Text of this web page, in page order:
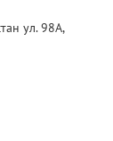
ул. 98А,